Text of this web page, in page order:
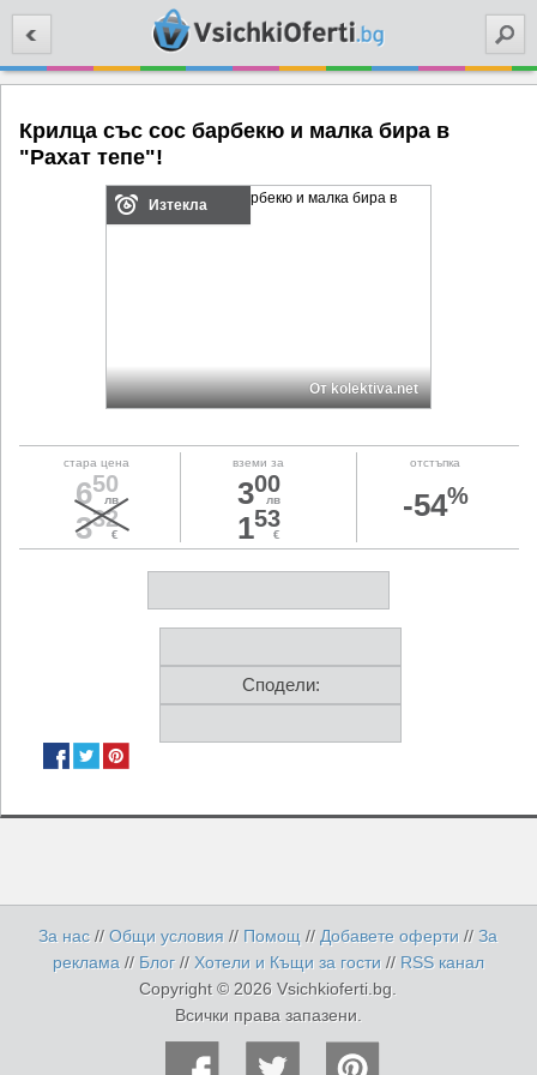
Крилца със сос барбекю и малка бира в
"Рахат тепе"!
Изтекла
От kolektiva.net
стара цена
650
лв
332
€
вземи за
300
лв
153
€
отстъпка
-54%
Сподели:
За нас //Общи условия // Помощ // Добавете оферти//За
реклама // Блог // Хотели и Къщи за гости // RSS канал
Copyright © 2026 Vsichkioferti.bg.
Всички права запазени.